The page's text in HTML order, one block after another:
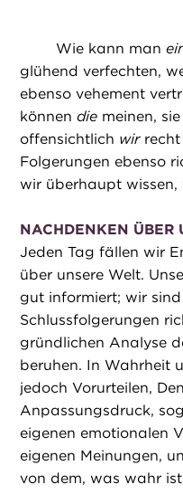
Wie kann man
glühend verfechten,
ebenso vehement
könnendie meinen,
offensichtlich wirrecht
Folgerungen ebenso
wir überhaupt wissen,
NACHDENKEN ÜBER
Jeden Tag fällen wir
über unsere Welt.
gut informiert; wir
Schlussfolgerungen
gründlichen Analyse
beruhen. In Wahrheit
jedoch Vorurteilen,
Anpassungsdruck,
eigenen emotionalen
eigenen Meinungen,
von dem, was wahr